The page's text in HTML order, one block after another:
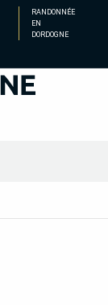
RANDONNÉE
EN
DORDOGNE